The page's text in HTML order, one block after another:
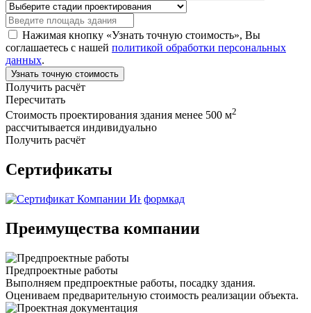
Нажимая кнопку «Узнать точную стоимость», Вы
соглашаетесь с нашей политикой обработки персональных
данных.
Узнать точную стоимость
Получить расчёт
Пересчитать
Стоимость проектирования здания менее 500 м2
рассчитывается индивидуально
Получить расчёт
Сертификаты
Преимущества компании
Предпроектные работы
Выполняем предпроектные работы, посадку здания.
Оцениваем предварительную стоимость реализации объекта.